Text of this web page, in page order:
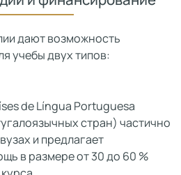
дают возможность
учебы двух типов:
de Língua Portuguesa
стран) частично
и предлагает
в размере от 30 до 60 %